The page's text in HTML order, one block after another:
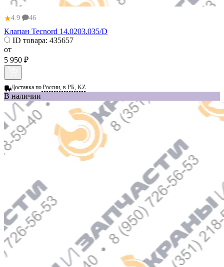
★4.9 46
Клапан Tecnord 14.0203.035/D
ID товара: 435657
от
5 950 ₽
Доставка поРоссии, в РБ, KZ
В наличии